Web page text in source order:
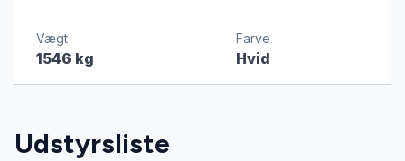
Vægt
1546 kg
Farve
Hvid
Udstyrsliste